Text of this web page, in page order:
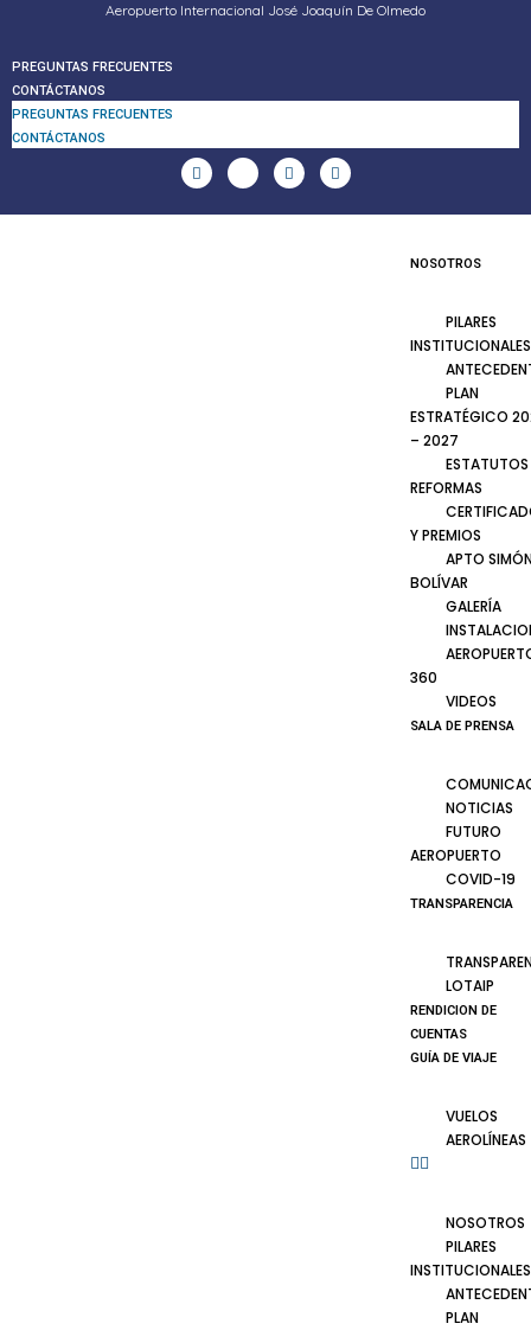
Aeropuerto Internacional José Joaquín De Olmedo
PREGUNTAS FRECUENTES
CONTÁCTANOS
PREGUNTAS FRECUENTES
CONTÁCTANOS
NOSOTROS
PILARES
INSTITUCIONALES
PLAN
ESTRATÉGICO
– 2027
ESTATUTOS
REFORMAS
Y PREMIOS
APTO
BOLÍVAR
GALERÍA
360
VIDEOS
SALA DE PRENSA
NOTICIAS
FUTURO
AEROPUERTO
COVID-19
TRANSPARENCIA
LOTAIP
RENDICION DE
CUENTAS
GUÍA DE VIAJE
VUELOS
AEROLÍNEAS
NOSOTROS
PILARES
INSTITUCIONALES
PLAN